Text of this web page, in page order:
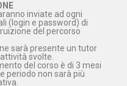
inviate ad ogni
(login e password) di
del percorso
sarà presente un tutor
svolte.
del corso è di 3 mesi
periodo non sarà più